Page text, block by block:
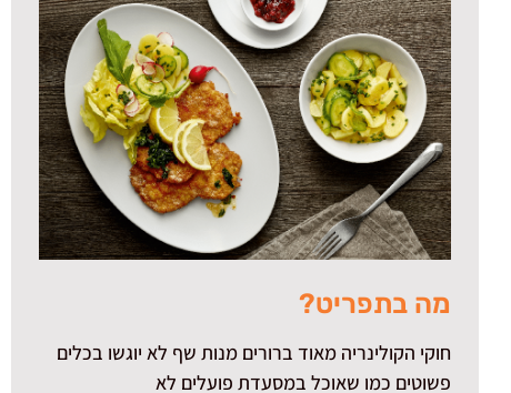
מה בתפריט?
חוקי הקולינריה מאוד ברורים מנות שף לא יוגשו בכלים
פשוטים כמו שאוכל במסעדת פועלים לא